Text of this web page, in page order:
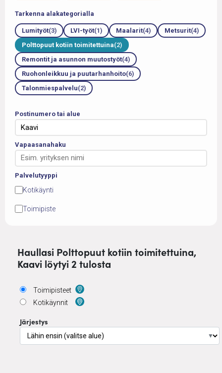
Tarkenna alakategorialla
Lumityöt(3) LVI-työt(1) Maalarit(4) Metsurit(4)
Polttopuut kotiin toimitettuina(2)
Remontit ja asunnon muutostyöt(4)
Ruohonleikkuu ja puutarhanhoito(6)
Talonmiespalvelu(2)
Postinumero tai alue
Vapaasanahaku
Palvelutyyppi
Kotikäynti
Toimipiste
Haullasi Polttopuut kotiin toimitettuina,
Kaavi löytyi 2 tulosta
Toimipisteet
Kotikäynnit
Järjestys
▼